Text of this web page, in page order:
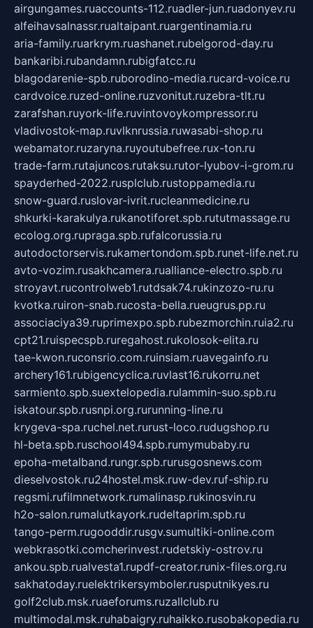
airgungames.ruaccounts-112.ruadler-jun.ruadonyev.ru
alfeihavsalnassr.rualtaipant.ruargentinamia.ru
aria-family.ruarkrym.ruashanet.rubelgorod-day.ru
bankaribi.rubandamn.rubigfatcc.ru
blagodarenie-spb.ruborodino-media.rucard-voice.ru
cardvoice.ruzed-online.ruzvonitut.ruzebra-tlt.ru
zarafshan.ruyork-life.ruvintovoykompressor.ru
vladivostok-map.ruvlknrussia.ruwasabi-shop.ru
webamator.ruzaryna.ruyoutubefree.rux-ton.ru
trade-farm.rutajuncos.rutaksu.rutor-lyubov-i-grom.ru
spayderhed-2022.rusplclub.rustoppamedia.ru
snow-guard.ruslovar-ivrit.rucleanmedicine.ru
shkurki-karakulya.rukanotiforet.spb.rututmassage.ru
ecolog.org.rupraga.spb.rufalcorussia.ru
autodoctorservis.rukamertondom.spb.runet-life.net.ru
avto-vozim.rusakhcamera.rualliance-electro.spb.ru
stroyavt.rucontrolweb1.rutdsak74.rukinzozo-ru.ru
kvotka.ruiron-snab.rucosta-bella.rueugrus.pp.ru
associaciya39.ruprimexpo.spb.rubezmorchin.ruia2.ru
cpt21.ruispecspb.ruregahost.rukolosok-elita.ru
tae-kwon.ruconsrio.com.ruinsiam.ruavegainfo.ru
archery161.rubigencyclica.ruvlast16.rukorru.net
sarmiento.spb.suextelopedia.rulammin-suo.spb.ru
iskatour.spb.rusnpi.org.rurunning-line.ru
krygeva-spa.ruchel.net.rurust-loco.rudugshop.ru
hl-beta.spb.ruschool494.spb.rumymubaby.ru
epoha-metalband.rungr.spb.rurusgosnews.com
dieselvostok.ru24hostel.msk.ruw-dev.ruf-ship.ru
regsmi.rufilmnetwork.rumalinasp.rukinosvin.ru
h2o-salon.rumalutkayork.rudeltaprim.spb.ru
tango-perm.rugooddir.rusgv.sumultiki-online.com
webkrasotki.comcherinvest.rudetskiy-ostrov.ru
ankou.spb.rualvesta1.rupdf-creator.runix-files.org.ru
sakhatoday.ruelektrikersymboler.rusputnikyes.ru
golf2club.msk.ruaeforums.ruzallclub.ru
multimodal.msk.ruhabaigry.ruhaikko.rusobakopedia.ru